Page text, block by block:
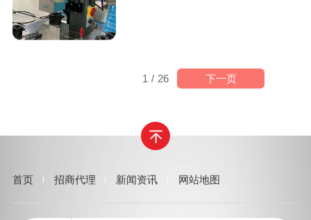
1 / 26 下一页
首页 招商代理 新闻资讯 网站地图